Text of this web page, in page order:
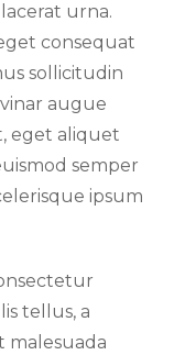
urna.
consequat
sollicitudin
augue
eget aliquet
semper
ipsum
tellus, a
malesuada